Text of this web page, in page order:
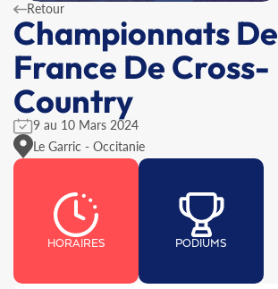
Retour
Championnats De
France De Cross-
Country
9 au 10 Mars 2024
Le Garric - Occitanie
HORAIRES PODIUMS